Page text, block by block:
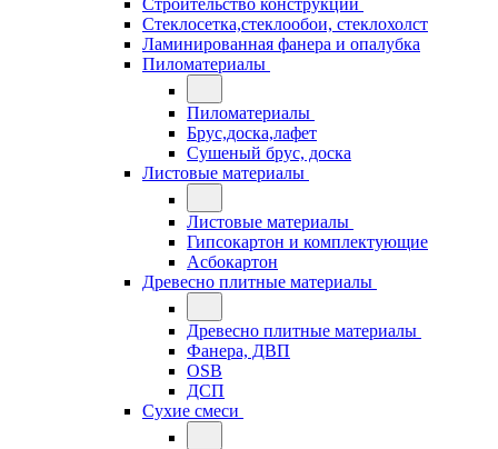
Строительство конструкций
Стеклосетка,стеклообои, стеклохолст
Ламинированная фанера и опалубка
Пиломатериалы
Пиломатериалы
Брус,доска,лафет
Сушеный брус, доска
Листовые материалы
Листовые материалы
Гипсокартон и комплектующие
Асбокартон
Древесно плитные материалы
Древесно плитные материалы
Фанера, ДВП
OSB
ДСП
Сухие смеси